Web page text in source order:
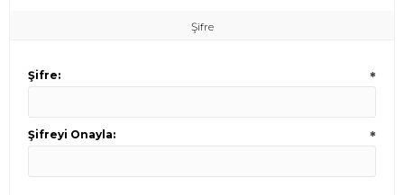
Şifre
Şifre: *
Şifreyi Onayla: *